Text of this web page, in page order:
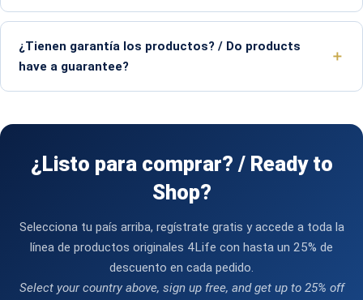
¿Tienen garantía los productos? / Do products
have a guarantee?
¿Listo para comprar? / Ready to
Shop?
Selecciona tu país arriba, regístrate gratis y accede a toda la
línea de productos originales 4Life con hasta un 25% de
descuento en cada pedido.
Select your country above, sign up free, and get up to 25% off